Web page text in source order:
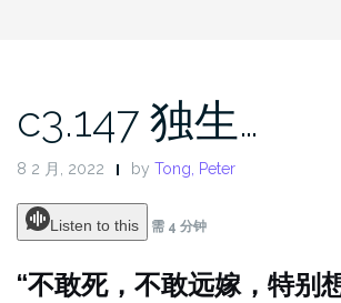
c3.147 独生…
8 2 月, 2022 by Tong, Peter
Listen to this 需 4 分钟
“不敢死，不敢远嫁，特别